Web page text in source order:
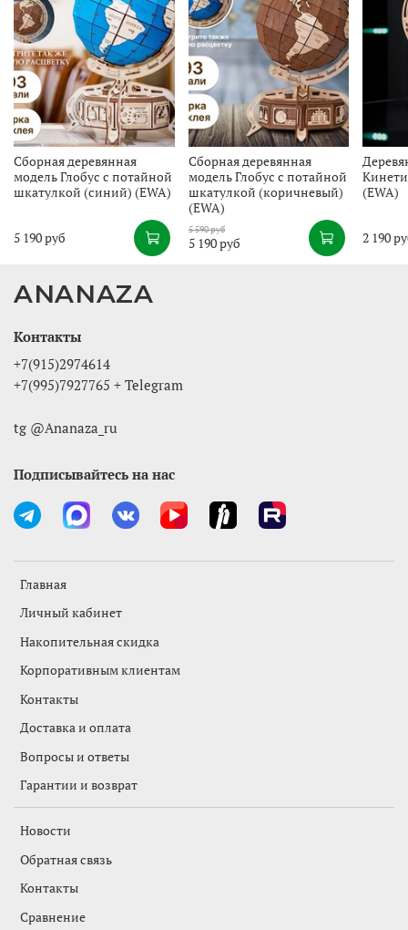
Сборная деревянная
модель Глобус с потайной
шкатулкой (синий) (EWA)
5 190 руб
Сборная деревянная
модель Глобус с потайной
шкатулкой (коричневый)
(EWA)
5 590 руб
5 190 руб
(EWA)
2 190
ANANAZA
Главная
Личный кабинет
Накопительная скидка
Корпоративным клиентам
Контакты
Доставка и оплата
Вопросы и ответы
Гарантии и возврат
Новости
Обратная связь
Контакты
Сравнение
Контакты
+7(915)2974614
+7(995)7927765 + Telegram
tg @Ananaza_ru
Подписывайтесь на нас